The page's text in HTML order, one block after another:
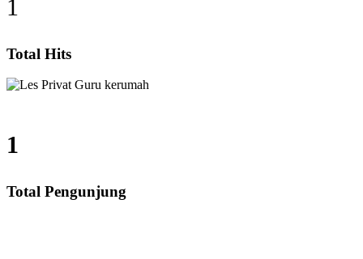
1
Total Hits
1
Total Pengunjung